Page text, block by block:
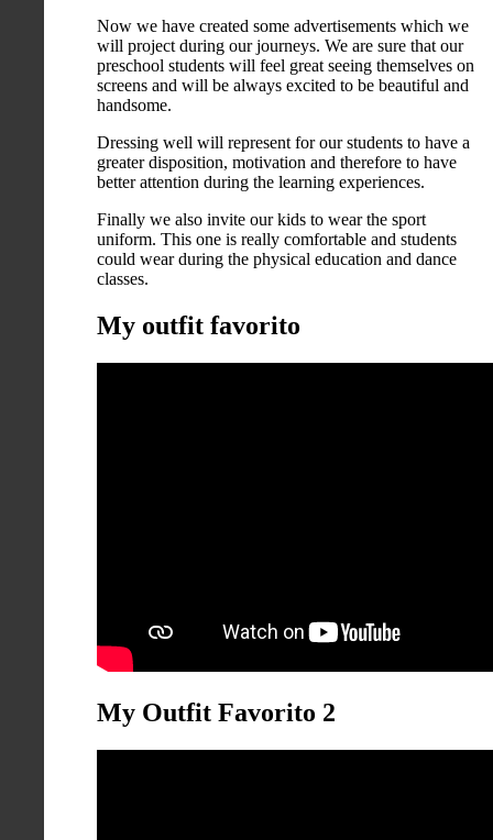
Now we have created some advertisements which we
will project during our journeys. We are sure that our
preschool students will feel great seeing themselves on
screens and will be always excited to be beautiful and
handsome.
Dressing well will represent for our students to have a
greater disposition, motivation and therefore to have
better attention during the learning experiences.
Finally we also invite our kids to wear the sport
uniform. This one is really comfortable and students
could wear during the physical education and dance
classes.
My outfit favorito
My Outfit Favorito 2